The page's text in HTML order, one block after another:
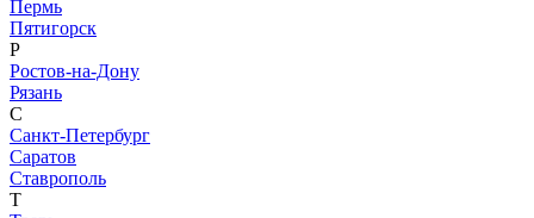
Пермь
Пятигорск
Р
Ростов-на-Дону
Рязань
С
Санкт-Петербург
Саратов
Ставрополь
Т